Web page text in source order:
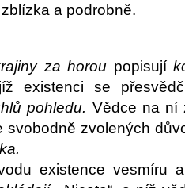
a podrobně.
za horou popisují
existenci se
pohledu. Vědce na ní
zvolených
existence vesmíru